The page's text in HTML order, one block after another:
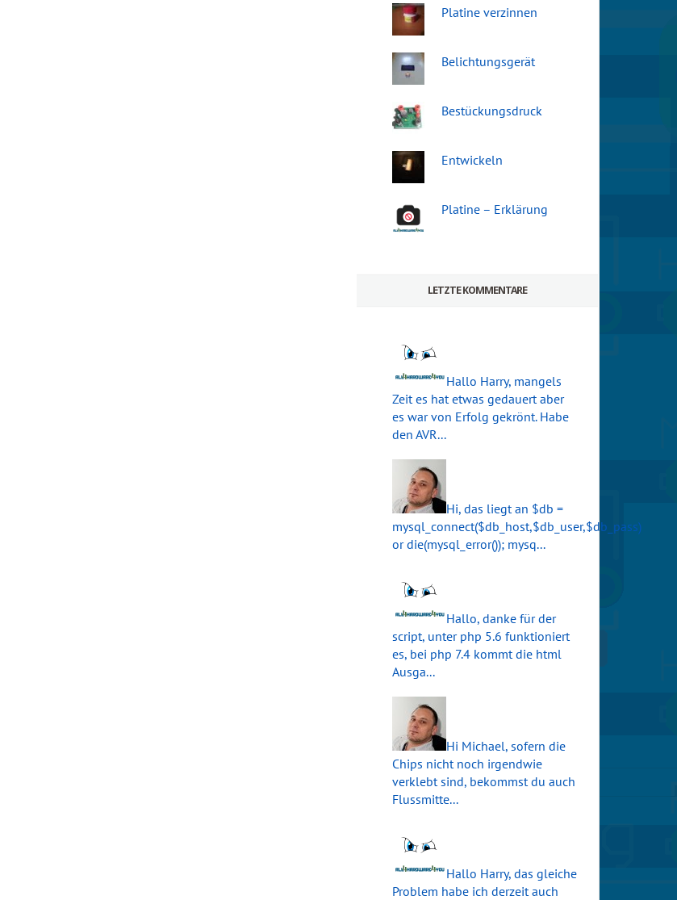
Platine verzinnen
Belichtungsgerät
Bestückungsdruck
Entwickeln
Platine – Erklärung
LETZTE KOMMENTARE
Hallo Harry, mangels
Zeit es hat etwas gedauert aber
es war von Erfolg gekrönt. Habe
den AVR...
Hi, das liegt an $db =
mysql_connect($db_host,$db_user,$db_pass)
or die(mysql_error()); mysq...
Hallo, danke für der
script, unter php 5.6 funktioniert
es, bei php 7.4 kommt die html
Ausga...
Hi Michael, sofern die
Chips nicht noch irgendwie
verklebt sind, bekommst du auch
Flussmitte...
Hallo Harry, das gleiche
Problem habe ich derzeit auch